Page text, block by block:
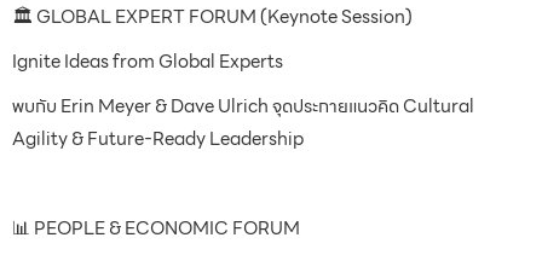
🏛️ GLOBAL EXPERT FORUM (Keynote Session)
Ignite Ideas from Global Experts
พบกับ Erin Meyer & Dave Ulrich จุดประกายแนวคิด Cultural
Agility & Future-Ready Leadership
📊 PEOPLE & ECONOMIC FORUM